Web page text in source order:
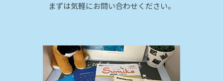
まずは気軽にお問い合わせください。